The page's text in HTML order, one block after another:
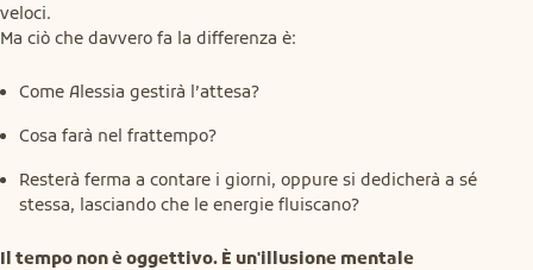
veloci.
Ma ciò che davvero fa la differenza è:
Come Alessia gestirà l’attesa?
Cosa farà nel frattempo?
Resterà ferma a contare i giorni, oppure si dedicherà a sé
stessa, lasciando che le energie fluiscano?
Il tempo non è oggettivo. È un'illusione mentale